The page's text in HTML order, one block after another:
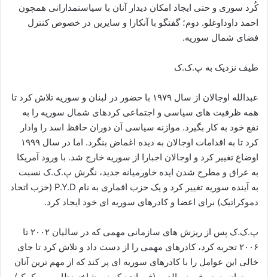
کُرد سوری و حتی ایجاد امکان دیدار آنان با سیاستمدارانی همچون
احمد داوداوغلو. دوم؛ گفتگو با آنکارا و سایرین در خصوص کنترل
فضای شمال سوریه.
طیف نزدیک به پ.ک.ک
عبدالله اوجالان از سال ۱۹۷۹ با حضور در لبنان و سوریه تلاش کرد تا
همه ظرفیت های سیاسی و اجتماعی کردهای شمال سوریه را به
نفع خود به کار بگیرد. موازنه سیاسی آن دوران حافظ اسد را وادار
کرد تا به اقدامات اوجالان به دیده اغماض بنگرد. اما در سال ۱۹۹۹
اوضاع تغییر کرد و اوجالان اجبارا از سوریه خارج شد. با ورود آمریکا
به عراق و مطرح شدن ایده خاورمیانه جدید، نگرش پ.ک.ک نسبت
به آینده سوریه تغییر کرد و یک حزب اقماری به نام P.Y.D (حزب اتحاد
دموکراتیک) برای اعضا و کادرهای سوریه ای خود ایجاد کرد.
پ.ک.ک پس از ریزش های سازمانی مهمی که در سالیان ۲۰۰۲ تا
۲۰۰۶ تجربه کرد، کادرهای مهمی را از دست داد و تلاش کرد تا جای
خالی این عوامل را با کادرهای سوریه ای پر کند که از مهم ترین آنان